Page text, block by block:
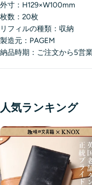
外寸：H129×W100mm
枚数：20枚
リフィルの種類：収納
製造元： PAGEM
納品時期：ご注文から5営
人気ランキング